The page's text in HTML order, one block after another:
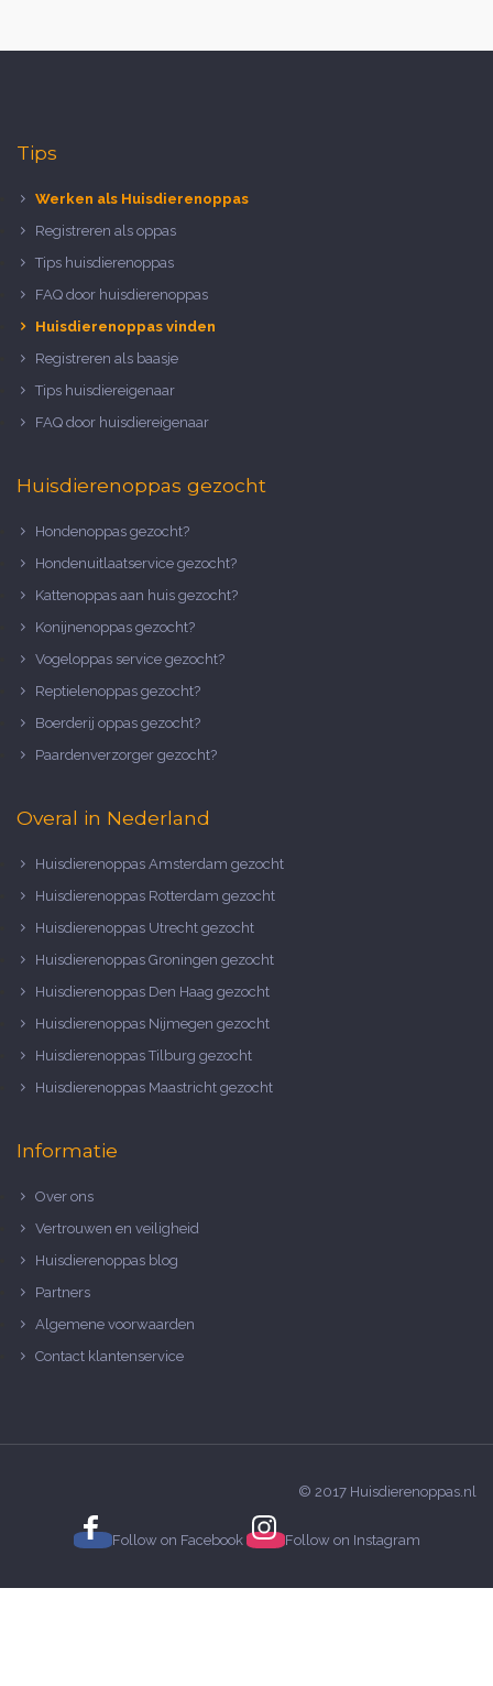
Tips
Werken als Huisdierenoppas
Registreren als oppas
Tips huisdierenoppas
FAQ door huisdierenoppas
Huisdierenoppas vinden
Registreren als baasje
Tips huisdiereigenaar
FAQ door huisdiereigenaar
Huisdierenoppas gezocht
Hondenoppas gezocht?
Hondenuitlaatservice gezocht?
Kattenoppas aan huis gezocht?
Konijnenoppas gezocht?
Vogeloppas service gezocht?
Reptielenoppas gezocht?
Boerderij oppas gezocht?
Paardenverzorger gezocht?
Overal in Nederland
Huisdierenoppas Amsterdam gezocht
Huisdierenoppas Rotterdam gezocht
Huisdierenoppas Utrecht gezocht
Huisdierenoppas Groningen gezocht
Huisdierenoppas Den Haag gezocht
Huisdierenoppas Nijmegen gezocht
Huisdierenoppas Tilburg gezocht
Huisdierenoppas Maastricht gezocht
Informatie
Over ons
Vertrouwen en veiligheid
Huisdierenoppas blog
Partners
Algemene voorwaarden
Contact klantenservice
© 2017 Huisdierenoppas.nl
Follow on Facebook Follow on Instagram